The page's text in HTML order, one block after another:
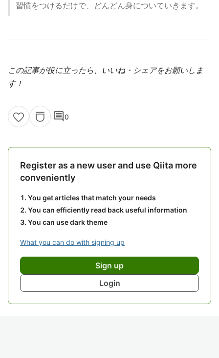
習慣をつけるだけで、どんどん身についていきます。
この記事が役に立ったら、いいね・シェアをお願いしま
す！
comment0
Register as a new user and use Qiita more
conveniently
You get articles that match your needs
You can efficiently read back useful information
You can use dark theme
What you can do with signing up
Sign up
Login